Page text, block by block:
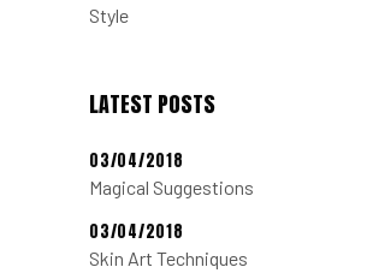
Style
LATEST POSTS
03/04/2018
Magical Suggestions
03/04/2018
Skin Art Techniques